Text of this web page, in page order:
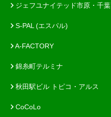
ジェフユナイテッド市原・千葉
S-PAL (エスパル)
A-FACTORY
錦糸町テルミナ
秋田駅ビル トピコ・アルス
CoCoLo